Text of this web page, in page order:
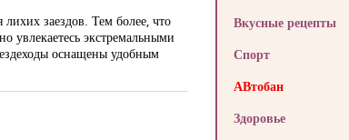
заездов. Тем более, что
экстремальными
оснащены удобным
Вкусные рецепты
Спорт
АВтобан
Здоровье